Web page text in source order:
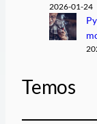
2026-01-24
Temos